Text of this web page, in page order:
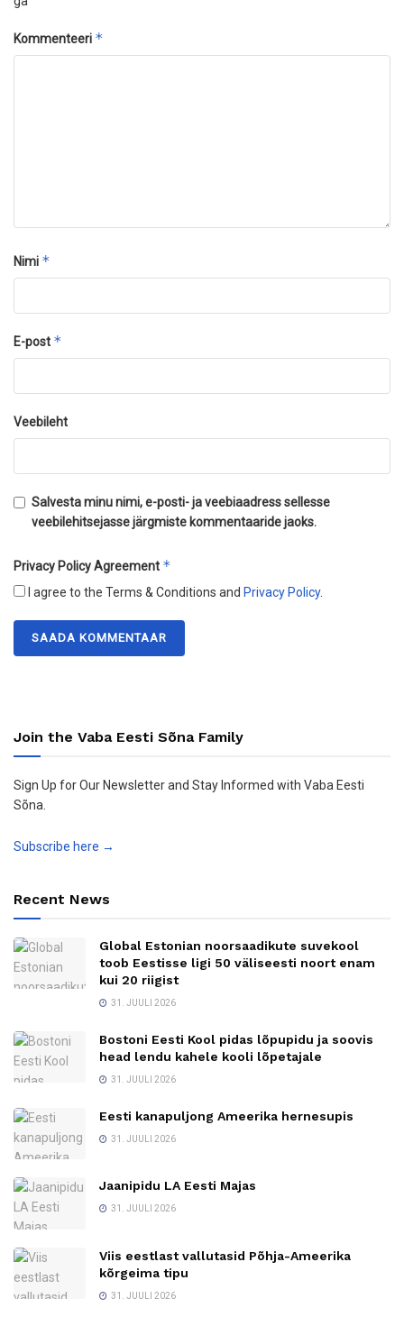
Kommenteeri *
Nimi *
E-post *
Veebileht
Salvesta minu nimi, e-posti- ja veebiaadress sellesse
veebilehitsejasse järgmiste kommentaaride jaoks.
Privacy Policy Agreement *
I agree to the Terms & Conditions and Privacy Policy.
Join the Vaba Eesti Sõna Family
Sign Up for Our Newsletter and Stay Informed with Vaba Eesti
Sõna.
Subscribe here →
Recent News
Global Estonian noorsaadikute suvekool
toob Eestisse ligi 50 väliseesti noort enam
kui 20 riigist
31. JUULI 2026
Bostoni Eesti Kool pidas lõpupidu ja soovis
head lendu kahele kooli lõpetajale
31. JUULI 2026
Eesti kanapuljong Ameerika hernesupis
31. JUULI 2026
Jaanipidu LA Eesti Majas
31. JUULI 2026
Viis eestlast vallutasid Põhja-Ameerika
kõrgeima tipu
31. JUULI 2026